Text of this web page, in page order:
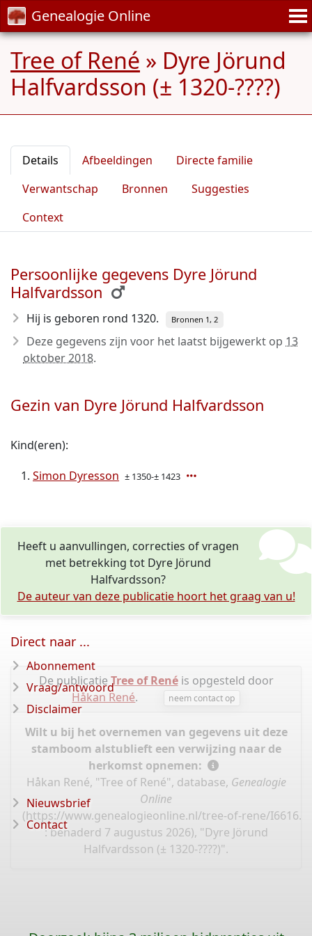
Genealogie Online
Tree of René » Dyre Jörund
Halfvardsson (± 1320-????)
Details Afbeeldingen
Directe familie
Verwantschap
Bronnen
Suggesties
Context
Persoonlijke gegevens Dyre Jörund
Halfvardsson
Hij is geboren rond 1320. Bronnen 1, 2
Deze gegevens zijn voor het laatst bijgewerkt op 13
oktober 2018.
Gezin van Dyre Jörund Halfvardsson
Kind(eren):
Simon Dyresson ± 1350-± 1423
Heeft u aanvullingen, correcties of vragen
met betrekking tot Dyre Jörund
Halfvardsson?
De auteur van deze publicatie hoort het graag van u!
De publicatie Tree of Renéis opgesteld door
Håkan René. neem contact op
Wilt u bij het overnemen van gegevens uit deze
stamboom alstublieft een verwijzing naar de
herkomst opnemen:
Håkan René, "Tree of René", database, Genealogie
Online
(https://www.genealogieonline.nl/tree-of-rene/
: benaderd 7 augustus 2026), "Dyre Jörund
Halfvardsson (± 1320-????)".
Direct naar ...
Abonnement
Vraag/antwoord
Disclaimer
Nieuwsbrief
Contact